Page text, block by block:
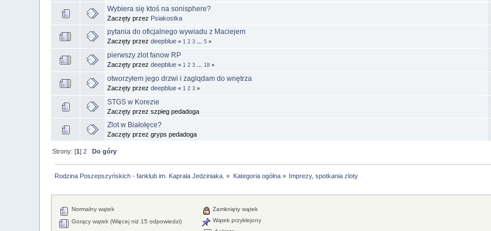
Wybiera się ktoś na sonisphere?
Zaczęty przez Psiakostka
pytania do oficjalnego wywiadu z Maciejem
Zaczęty przezdeepblue « 1 2 3 ...5 »
pierwszy zlot fanow RP
Zaczęty przezdeepblue « 1 2 3 18 »
otworzyłem jego drzwi i zaglqdam do wnętrza
Zaczęty przezdeepblue « 1 2 3 »
STGS w Korezie
Zaczęty przez szpieg pedadoga
Zlot w Białołęce?
Zaczęty przez gryps pedadoga
Strony: [1]2 Do góry
Rodzina Poszepszyńskich - fanklub im. Kaprala Jedziniaka. » Kategoria ogólna» Imprezy, spotkania zloty
Normalny wątek
Gorący wątek (Więcej niż 15 odpowiedzi)
Zamknięty wątek
Wątek przyklejony